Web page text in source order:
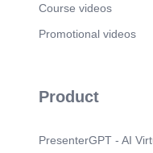
Course videos
Promotional videos
Product
PresenterGPT - AI